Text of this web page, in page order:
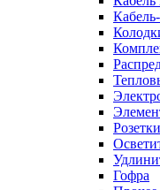
Гофра